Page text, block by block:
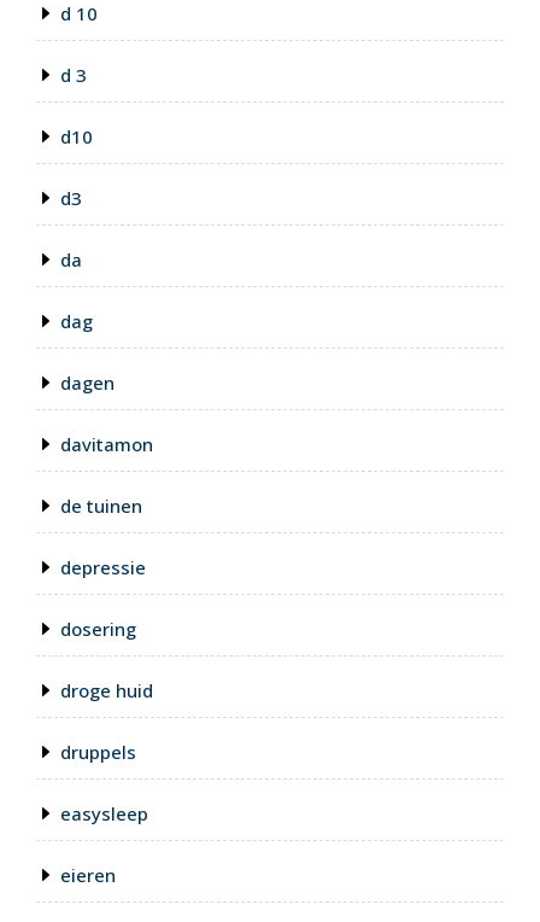
d 10
d 3
d10
d3
da
dag
dagen
davitamon
de tuinen
depressie
dosering
droge huid
druppels
easysleep
eieren